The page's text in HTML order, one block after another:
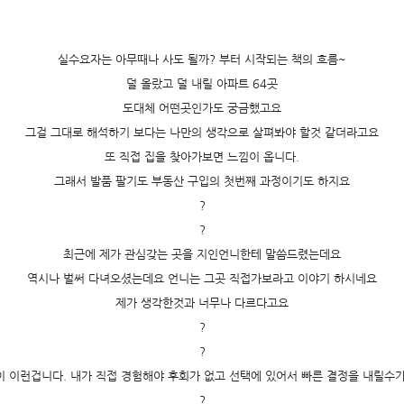
실수요자는 아무때나 사도 될까? 부터 시작되는 책의 흐름~
덜 올랐고 덜 내릴 아파트 64곳
도대체 어떤곳인가도 궁금했고요
그걸 그대로 해석하기 보다는 나만의 생각으로 살펴봐야 할것 같더라고요
또 직접 집을 찾아가보면 느낌이 옵니다.
그래서 발품 팔기도 부동산 구입의 첫번째 과정이기도 하지요
?
?
최근에 제가 관심갖는 곳을 지인언니한테 말씀드렸는데요
역시나 벌써 다녀오셨는데요 언니는 그곳 직접가보라고 이야기 하시네요
제가 생각한것과 너무나 다르다고요
?
?
이런겁니다. 내가 직접 경험해야 후회가 없고 선택에 있어서 빠른 결정을 내릴수
?